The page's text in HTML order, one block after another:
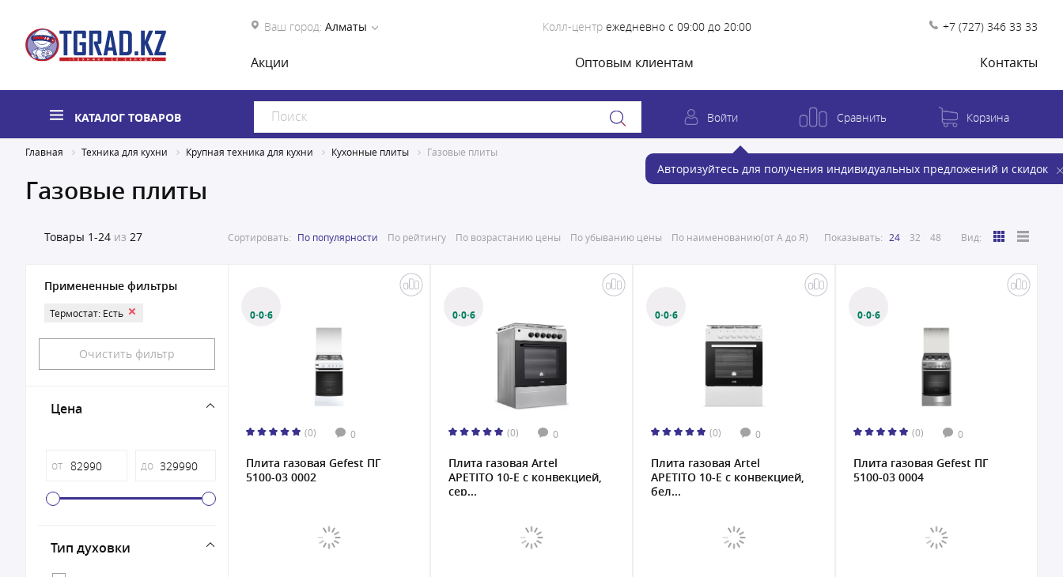
Ваш город: Алматы Колл-центр ежедневно с 09:00 до 20:00 +7 (727) 346 33 33
Акции Оптовым клиентам Контакты
КАТАЛОГ ТОВАРОВ Войти
Авторизуйтесь для получения индивидуальных предложений и скидок
Сравнить Корзина
Главная Техника для кухни Крупная техника для кухни Кухонные плиты Газовые плиты
Газовые плиты
Товары 1-24 из 27 Сортировать: По популярности По рейтингу По возрастанию цены По убыванию цены По наименованию(от А до Я) Показывать: 24 32 48 Вид:
Примененные фильтры
Термостат: Есть
Очистить фильтр
Цена
от до
Тип духовки
0·0·6
(0) 0
Плита газовая Gefest ПГ
5100-03 0002
0·0·6
(0) 0
Плита газовая Artel
APETITO 10-E с конвекцией,
сер...
0·0·6
(0) 0
Плита газовая Artel
APETITO 10-E с конвекцией,
бел...
0·0·6
(0) 0
Плита газовая Gefest ПГ
5100-03 0004